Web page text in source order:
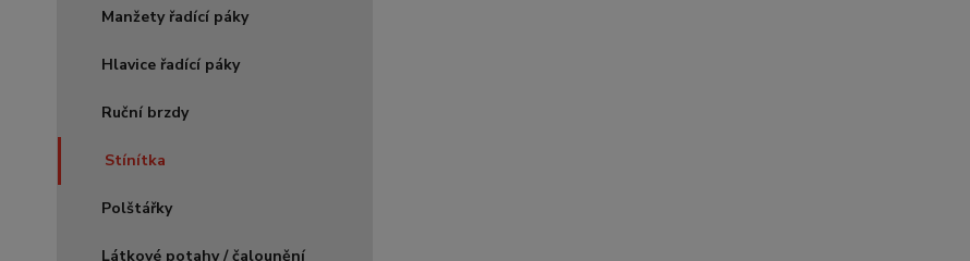
Manžety řadící páky
Hlavice řadící páky
Ruční brzdy
Stínítka
Polštářky
Látkové potahy / čalounění